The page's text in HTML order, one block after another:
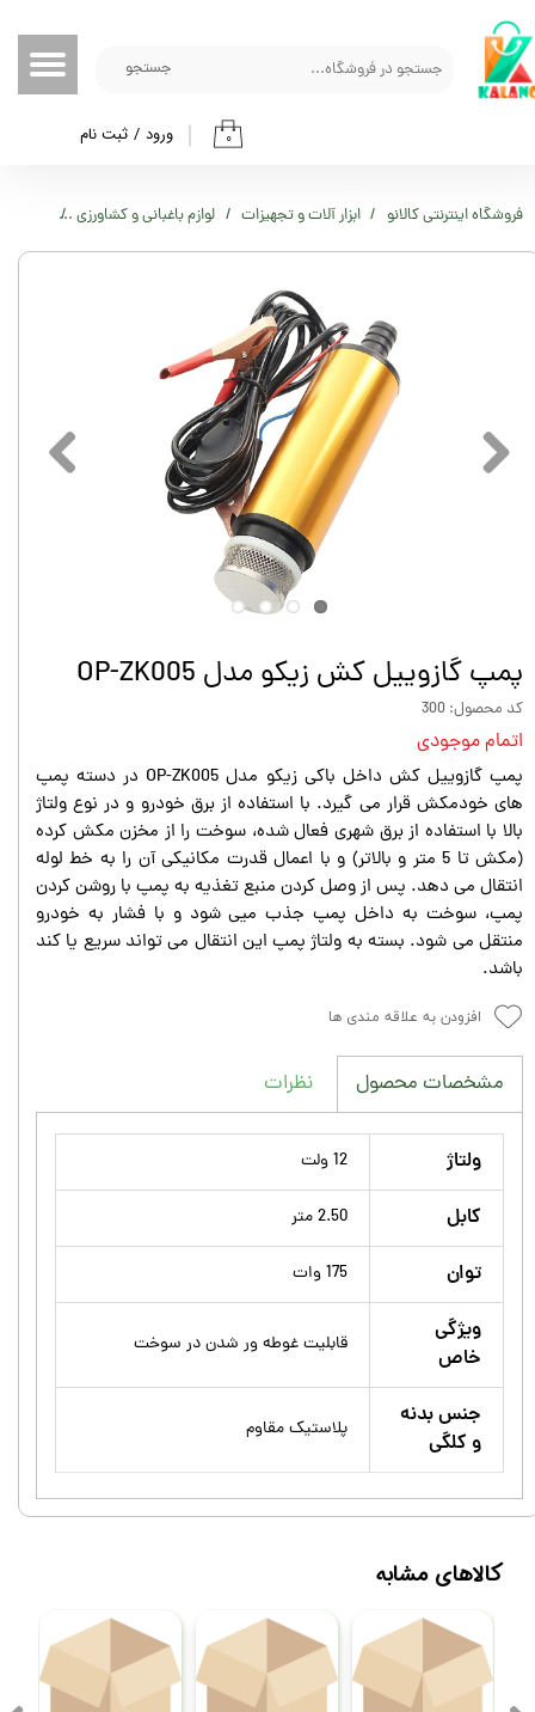
جستجو
۰ ورود / ثبت نام
حساب کاربری من
تغییر گذر واژه
خروج از حساب کاربری
فروشگاه اینترنتی کالانو ابزار آلات و تجهیزات لوازم باغبانی و کشاورزی
پمپ گازوییل کش زیکو مدل OP-ZK005
کد محصول: 300
اتمام موجودی
پمپ گازوییل کش داخل باکی زیکو مدل OP-ZK005 در دسته پمپ
های خودمکش قرار می گیرد. با استفاده از برق خودرو و در نوع ولتاژ
بالا با استفاده از برق شهری فعال شده، سوخت را از مخزن مکش کرده
(مکش تا 5 متر و بالاتر) و با اعمال قدرت مکانیکی آن را به خط لوله
انتقال می دهد. پس از وصل کردن منبع تغذیه به پمپ با روشن کردن
پمپ، سوخت به داخل پمپ جذب میی شود و با فشار به خودرو
منتقل می شود. بسته به ولتاژ پمپ این انتقال می تواند سریع یا کند
باشد.
افزودن به علاقه مندی ها
مشخصات محصول نظرات
ولتاژ 12 ولت
کابل 2.50 متر
توان 175 وات
ویژگی
خاص
قابلیت غوطه ور شدن در سوخت
جنس بدنه
و کلگی
پلاستیک مقاوم
کالاهای مشابه